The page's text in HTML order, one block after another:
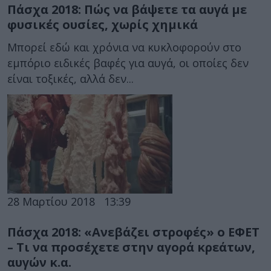
Πάσχα 2018: Πώς να βάψετε τα αυγά με
φυσικές ουσίες, χωρίς χημικά
Μπορεί εδώ και χρόνια να κυκλοφορούν στο
εμπόριο ειδικές βαφές για αυγά, οι οποίες δεν
είναι τοξικές, αλλά δεν...
28 Μαρτίου 2018 13:39
Πάσχα 2018: «Ανεβάζει στροφές» ο ΕΦΕΤ
– Τι να προσέχετε στην αγορά κρεάτων,
αυγών κ.α.